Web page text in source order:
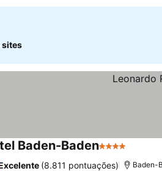
sites
Baden-Baden4 Estrelas
(8.811 pontuações) Baden-